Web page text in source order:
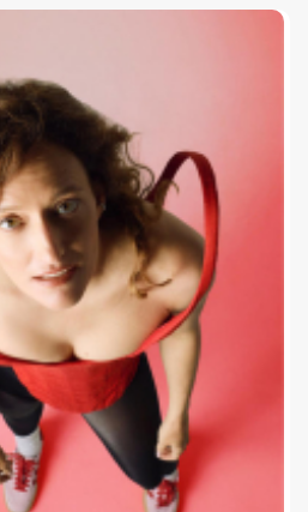
portés par une voix à la fois
émotion brute et simplicité
personnelle que chacun
fragilités ou les épreuves qui
parlent à tous ceux qui se sont
mais qui ont choisi de
dans une pop actuelle,
de Shawn Mendes, Ed
auteur : combatif et sensible.